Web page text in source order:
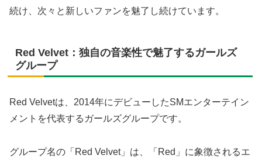
続け、次々と新しいファンを魅了し続けています。
Red Velvet：独自の音楽性で魅了するガールズ
グループ
Red Velvetは、2014年にデビューしたSMエンターテイン
メントを代表するガールズグループです。
グループ名の「Red Velvet」は、「Red」に象徴されるエ